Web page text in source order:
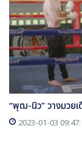
“พุฒ-นิว” วางมวย
2023-01-03